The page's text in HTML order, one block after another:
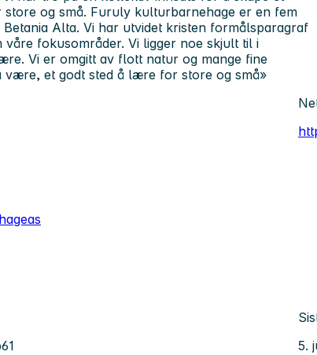
og små. Furuly kulturbarnehage er en fem
Alta. Vi har utvidet kristen formålsparagraf
fokusområder. Vi ligger noe skjult til i
Vi er omgitt av flott natur og mange fine
være, et godt sted å lære for store og små»
5.